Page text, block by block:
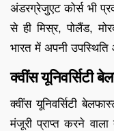
अंडरग्रेजुएट कोर्स भी
से ही मिस्र, पोलैंड,
भारत में अपनी उपस्थिति
क्वींस यूनिवर्सिटी
क्वींस यूनिवर्सिटी
मंजूरी प्राप्त करने वाला